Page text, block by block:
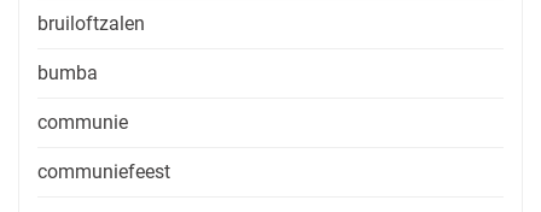
bruiloftzalen
bumba
communie
communiefeest